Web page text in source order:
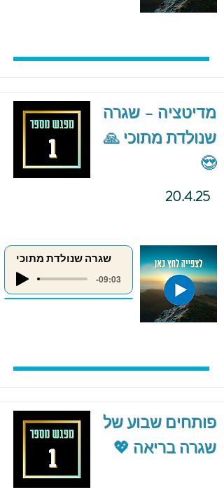
מדיטציה – שגרה
שנולדת מתוכי 🙏
😍
20.4.25
שגרה שנולדת מתוכי
-09:03
פותחים שבוע של
שגרה בריאה 💖